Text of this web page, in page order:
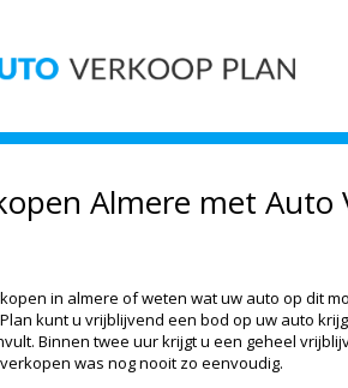
Almere met Auto
in almere of weten wat uw auto op dit
kunt u vrijblijvend een bod op uw auto
Binnen twee uur krijgt u een geheel
was nog nooit zo eenvoudig.